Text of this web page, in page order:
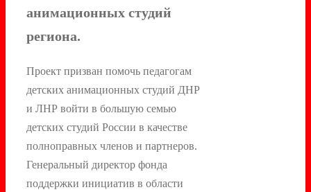
анимационных студий
региона.
Проект призван помочь педагогам
детских анимационных студий ДНР
и ЛНР войти в большую семью
детских студий России в качестве
полноправных членов и партнеров.
Генеральный директор фонда
поддержки инициатив в области